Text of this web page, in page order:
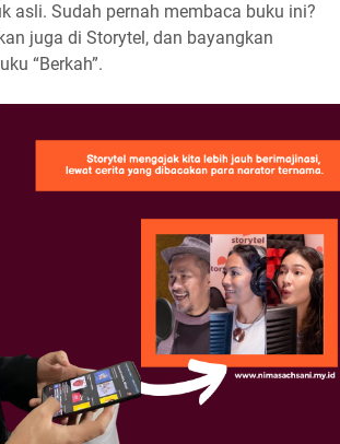
asli. Sudah pernah membaca buku ini?
juga di Storytel, dan bayangkan
“Berkah”.